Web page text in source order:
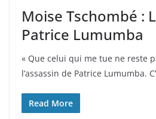
Moise Tschombé :
Patrice Lumumba
« Que celui qui me tue ne reste
l’assassin de Patrice Lumumba.
Read More